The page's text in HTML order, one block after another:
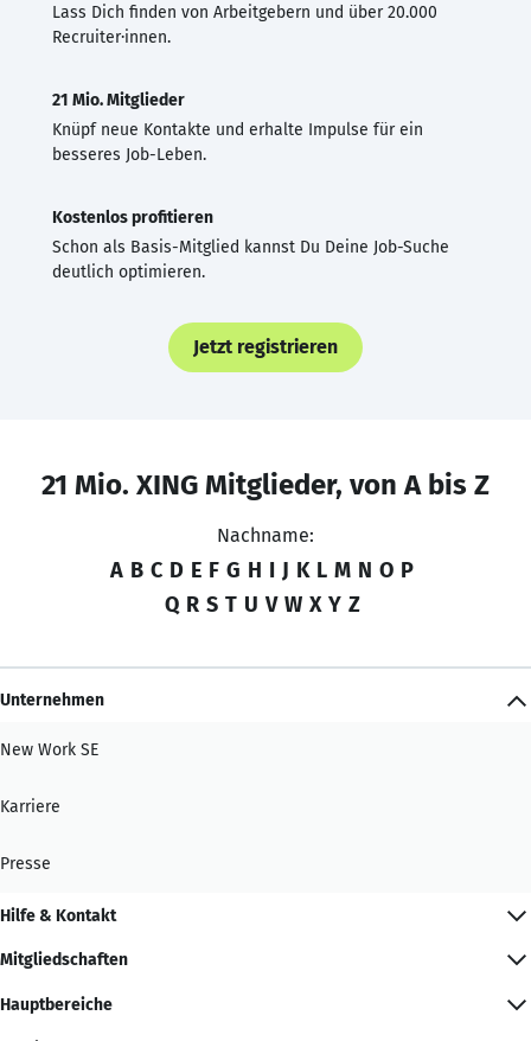
Lass Dich finden von Arbeitgebern und über 20.000
Recruiter·innen.
21 Mio. Mitglieder
Knüpf neue Kontakte und erhalte Impulse für ein
besseres Job-Leben.
Kostenlos profitieren
Schon als Basis-Mitglied kannst Du Deine Job-Suche
deutlich optimieren.
Jetzt registrieren
21 Mio. XING Mitglieder, von A bis Z
Nachname:
A B C D E F G H I J K L M N O P
Q R S T U V W X Y Z
Unternehmen
New Work SE
Karriere
Presse
Hilfe & Kontakt
Mitgliedschaften
Hauptbereiche